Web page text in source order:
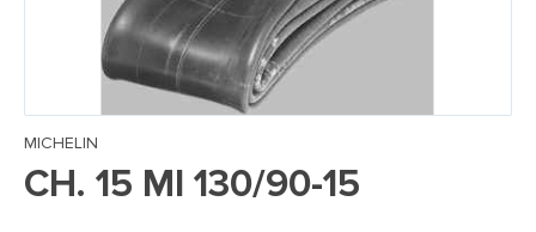
MICHELIN
CH. 15 MI 130/90-15